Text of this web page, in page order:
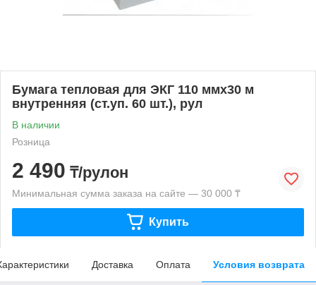
Бумага тепловая для ЭКГ 110 ммх30 м
внутренняя (ст.уп. 60 шт.), рул
В наличии
Розница
2 490 ₸/рулон
Минимальная сумма заказа на сайте — 30 000 ₸
Купить
Доставка Оплата Условия возврата